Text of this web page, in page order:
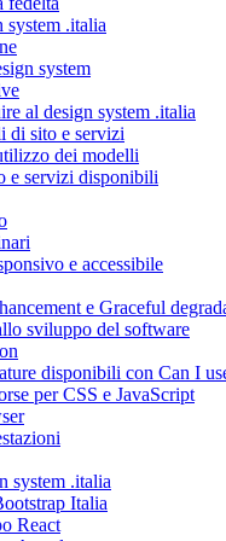
system .italia
system
al design system .italia
di sito e servizi
dei modelli
e servizi disponibili
e accessibile
e Graceful
sviluppo del software
disponibili con Can I
per CSS e JavaScript
system .italia
Italia
React